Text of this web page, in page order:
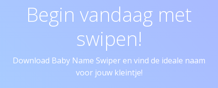
Begin vandaag met
swipen!
Download Baby Name Swiper en vind de ideale naam
voor jouw kleintje!